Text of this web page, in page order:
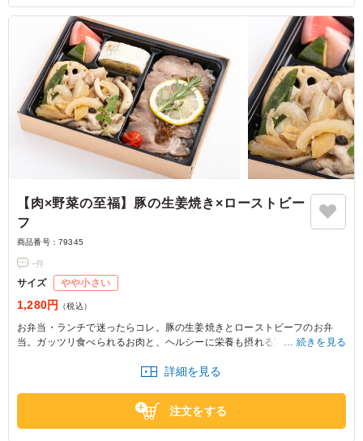
【肉×野菜の至福】豚の生姜焼き×ローストビー
フ
商品番号： 79345
-件
サイズ やや小さい
1,280円 （税込）
お弁当・ランチで迷ったらコレ。豚の生姜焼きとローストビーフのお弁
当。ガッツリ食べられるお肉と、ヘルシーに栄養も摂れる野菜中心のおか
※ご飯の種類を下記プルダウンよりお選びください。
続きを見る
詳細を見る
注文をする